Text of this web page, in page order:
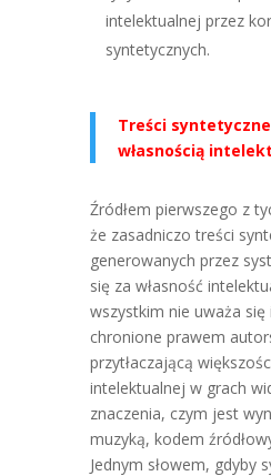
intelektualnej przez
syntetycznych.
Treści
własnością
Źródłem pierwszego z
że zasadniczo treści
generowanych przez
się za własność
wszystkim nie uważa
chronione prawem
przytłaczającą
intelektualnej w grach
znaczenia, czym jest
muzyką, kodem
Jednym słowem, gdyby